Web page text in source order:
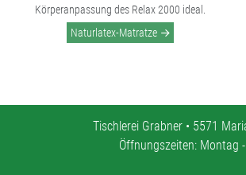
Körperanpassung des Relax 2000 ideal.
Naturlatex-Matratze
Tischlerei Grabner • 5571
Öffnungszeiten: Montag